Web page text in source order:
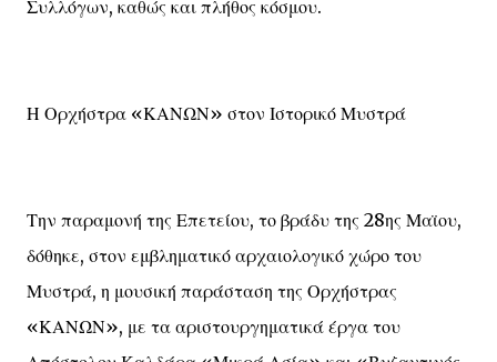
Συλλόγων, καθώς και πλήθος κόσμου.
Η Ορχήστρα «ΚΑΝΩΝ» στον Ιστορικό Μυστρά
Την παραμονή της Επετείου, το βράδυ της 28ης Μαϊου,
δόθηκε, στον εμβληματικό αρχαιολογικό χώρο του
Μυστρά, η μουσική παράσταση της Ορχήστρας
«ΚΑΝΩΝ», με τα αριστουργηματικά έργα του